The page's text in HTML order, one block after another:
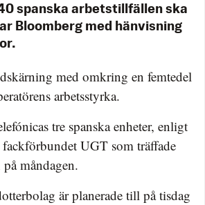
spanska arbetstillfällen ska
Bloomberg med hänvisning
med omkring en femtedel
arbetsstyrka.
tre spanska enheter, enligt
fackförbundet UGT som träffade
måndagen.
är planerade till på tisdag